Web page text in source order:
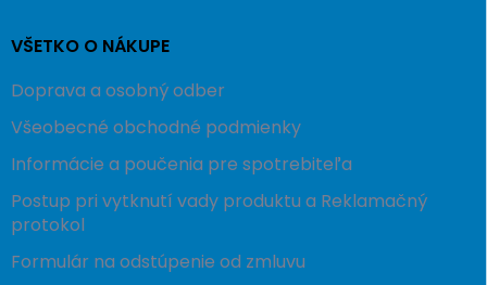
VŠETKO O NÁKUPE
Doprava a osobný odber
Všeobecné obchodné podmienky
Informácie a poučenia pre spotrebiteľa
Postup pri vytknutí vady produktu a Reklamačný
protokol
Formulár na odstúpenie od zmluvu